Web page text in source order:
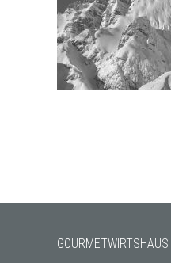
GOURMETWIRTSHAUS